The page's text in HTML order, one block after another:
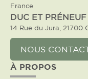
France
DUC ET
14 Rue du Jura, 21700
NOUS
À PROPOS